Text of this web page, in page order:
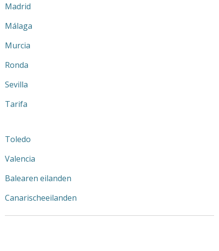
Madrid
Málaga
Murcia
Ronda
Sevilla
Tarifa
Toledo
Valencia
Balearen eilanden
Canarischeeilanden